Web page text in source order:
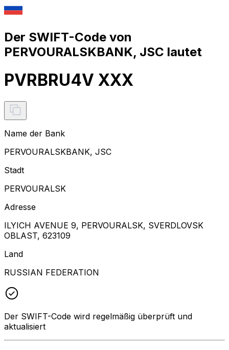
Der SWIFT-Code von
PERVOURALSKBANK, JSC lautet
PVRBRU4V XXX
Name der Bank
PERVOURALSKBANK, JSC
Stadt
PERVOURALSK
Adresse
ILYICH AVENUE 9, PERVOURALSK, SVERDLOVSK
OBLAST, 623109
Land
RUSSIAN FEDERATION
Der SWIFT-Code wird regelmäßig überprüft und
aktualisiert